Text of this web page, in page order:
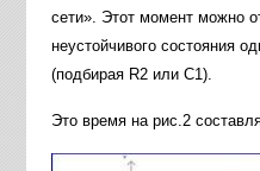
сети». Этот момент можно
неустойчивого состояния
(подбирая R2 или С1).
Это время на рис.2